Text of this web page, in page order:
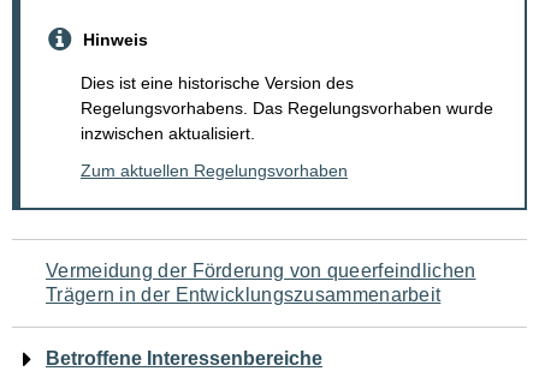
Hinweis
Dies ist eine historische Version des
Regelungsvorhabens. Das Regelungsvorhaben wurde
inzwischen aktualisiert.
Zum aktuellen Regelungsvorhaben
Navigation
für
den
Vermeidung der Förderung von queerfeindlichen
Trägern in der Entwicklungszusammenarbeit
Betroffene Interessenbereiche